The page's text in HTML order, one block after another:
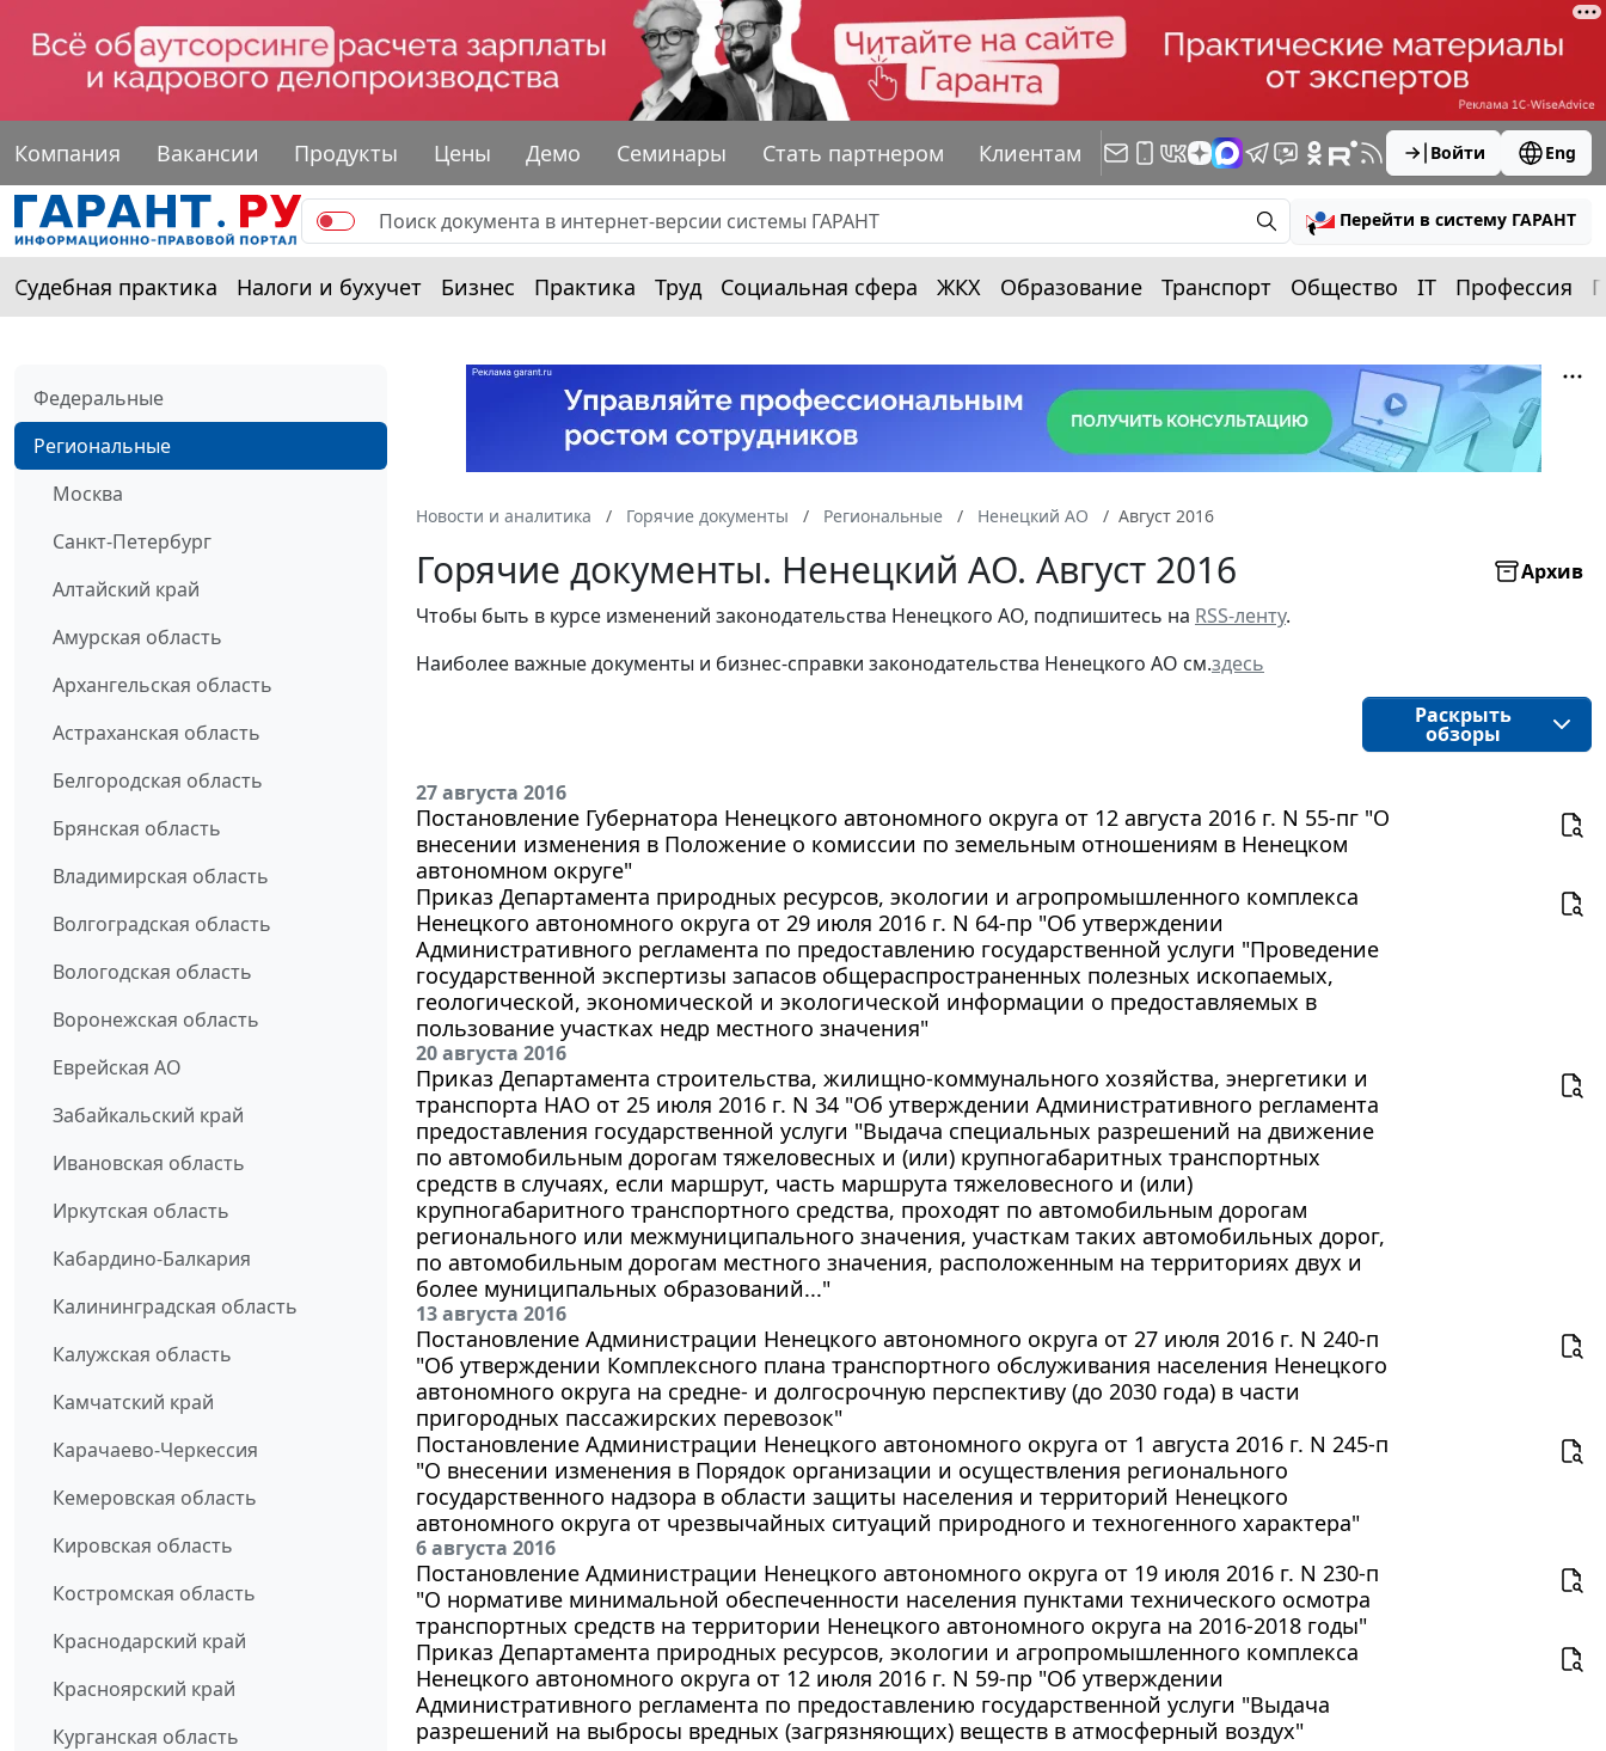
Компания Вакансии Продукты Цены Демо Семинары Стать партнером Клиентам Войти Eng
Перейти в систему ГАРАНТ
Судебная практика Налоги и бухучет Бизнес Практика Труд Социальная сфера ЖКХ Образование Транспорт Общество IT Профессия
Федеральные
Региональные
Москва
Санкт-Петербург
Алтайский край
Амурская область
Архангельская область
Астраханская область
Белгородская область
Брянская область
Владимирская область
Волгоградская область
Вологодская область
Воронежская область
Еврейская АО
Забайкальский край
Ивановская область
Иркутская область
Кабардино-Балкария
Калининградская область
Калужская область
Камчатский край
Карачаево-Черкессия
Кемеровская область
Кировская область
Костромская область
Краснодарский край
Красноярский край
Курганская область
Новости и аналитика Горячие документы Региональные Ненецкий АО Август 2016
Горячие документы. Ненецкий АО. Август 2016
Архив
Чтобы быть в курсе изменений законодательства Ненецкого АО, подпишитесь на RSS-ленту.
Наиболее важные документы и бизнес-справки законодательства Ненецкого АО см.здесь
Раскрыть
обзоры
27 августа 2016
Постановление Губернатора Ненецкого автономного округа от 12 августа 2016 г. N 55-пг "О
внесении изменения в Положение о комиссии по земельным отношениям в Ненецком
автономном округе"
Приказ Департамента природных ресурсов, экологии и агропромышленного комплекса
Ненецкого автономного округа от 29 июля 2016 г. N 64-пр "Об утверждении
Административного регламента по предоставлению государственной услуги "Проведение
государственной экспертизы запасов общераспространенных полезных ископаемых,
геологической, экономической и экологической информации о предоставляемых в
пользование участках недр местного значения"
20 августа 2016
Приказ Департамента строительства, жилищно-коммунального хозяйства, энергетики и
транспорта НАО от 25 июля 2016 г. N 34 "Об утверждении Административного регламента
предоставления государственной услуги "Выдача специальных разрешений на движение
по автомобильным дорогам тяжеловесных и (или) крупногабаритных транспортных
средств в случаях, если маршрут, часть маршрута тяжеловесного и (или)
крупногабаритного транспортного средства, проходят по автомобильным дорогам
регионального или межмуниципального значения, участкам таких автомобильных дорог,
по автомобильным дорогам местного значения, расположенным на территориях двух и
более муниципальных образований..."
13 августа 2016
Постановление Администрации Ненецкого автономного округа от 27 июля 2016 г. N 240-п
"Об утверждении Комплексного плана транспортного обслуживания населения Ненецкого
автономного округа на средне- и долгосрочную перспективу (до 2030 года) в части
пригородных пассажирских перевозок"
Постановление Администрации Ненецкого автономного округа от 1 августа 2016 г. N 245-п
"О внесении изменения в Порядок организации и осуществления регионального
государственного надзора в области защиты населения и территорий Ненецкого
автономного округа от чрезвычайных ситуаций природного и техногенного характера"
6 августа 2016
Постановление Администрации Ненецкого автономного округа от 19 июля 2016 г. N 230-п
"О нормативе минимальной обеспеченности населения пунктами технического осмотра
транспортных средств на территории Ненецкого автономного округа на 2016-2018 годы"
Приказ Департамента природных ресурсов, экологии и агропромышленного комплекса
Ненецкого автономного округа от 12 июля 2016 г. N 59-пр "Об утверждении
Административного регламента по предоставлению государственной услуги "Выдача
разрешений на выбросы вредных (загрязняющих) веществ в атмосферный воздух"